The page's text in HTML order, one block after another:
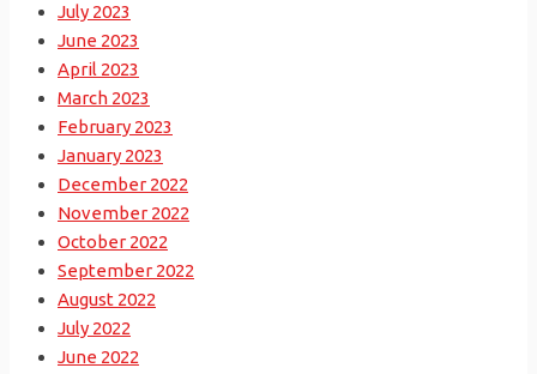
July 2023
June 2023
April 2023
March 2023
February 2023
January 2023
December 2022
November 2022
October 2022
September 2022
August 2022
July 2022
June 2022